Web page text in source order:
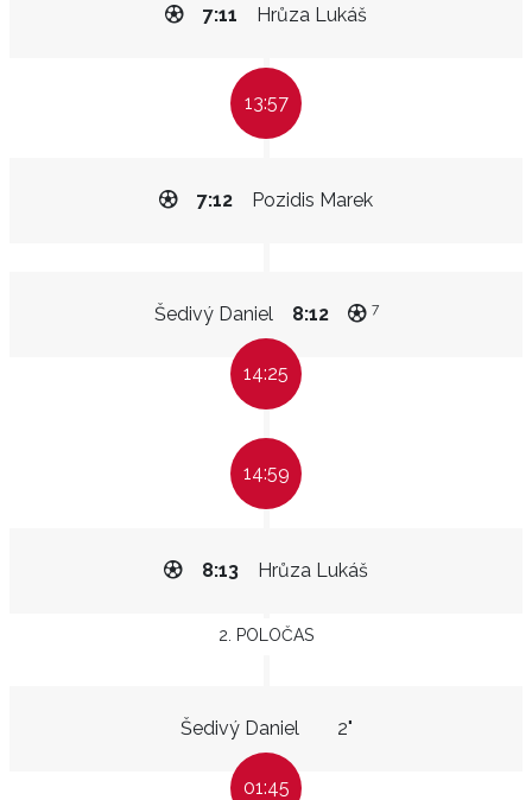
Hrůza Lukáš
7:11
13:57
Pozidis Marek
7:12
Šedivý Daniel 8:12 7
14:25
14:59
Hrůza Lukáš
8:13
2. POLOČAS
Šedivý Daniel 2"
01:45